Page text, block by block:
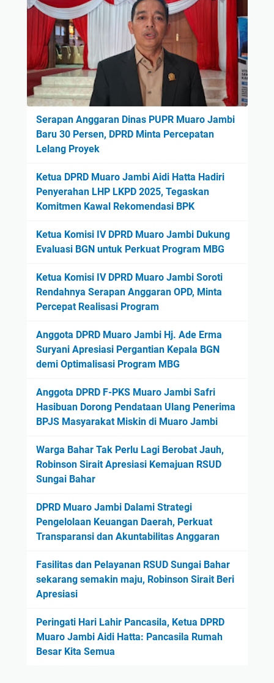
Serapan Anggaran Dinas PUPR Muaro Jambi
Baru 30 Persen, DPRD Minta Percepatan
Lelang Proyek
Ketua DPRD Muaro Jambi Aidi Hatta Hadiri
Penyerahan LHP LKPD 2025, Tegaskan
Komitmen Kawal Rekomendasi BPK
Ketua Komisi IV DPRD Muaro Jambi Dukung
Evaluasi BGN untuk Perkuat Program MBG
Ketua Komisi IV DPRD Muaro Jambi Soroti
Rendahnya Serapan Anggaran OPD, Minta
Percepat Realisasi Program
Anggota DPRD Muaro Jambi Hj. Ade Erma
Suryani Apresiasi Pergantian Kepala BGN
demi Optimalisasi Program MBG
Anggota DPRD F-PKS Muaro Jambi Safri
Hasibuan Dorong Pendataan Ulang Penerima
BPJS Masyarakat Miskin di Muaro Jambi
Warga Bahar Tak Perlu Lagi Berobat Jauh,
Robinson Sirait Apresiasi Kemajuan RSUD
Sungai Bahar
DPRD Muaro Jambi Dalami Strategi
Pengelolaan Keuangan Daerah, Perkuat
Transparansi dan Akuntabilitas Anggaran
Fasilitas dan Pelayanan RSUD Sungai Bahar
sekarang semakin maju, Robinson Sirait Beri
Apresiasi
Peringati Hari Lahir Pancasila, Ketua DPRD
Muaro Jambi Aidi Hatta: Pancasila Rumah
Besar Kita Semua